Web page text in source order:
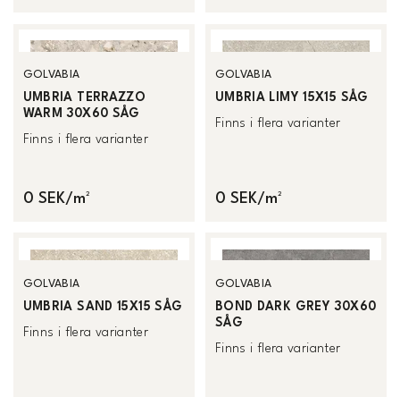
GOLVABIA
UMBRIA TERRAZZO
WARM 30X60 SÅG
Finns i flera varianter
0 SEK/m²
GOLVABIA
UMBRIA LIMY 15X15 SÅG
Finns i flera varianter
0 SEK/m²
GOLVABIA
UMBRIA SAND 15X15 SÅG
Finns i flera varianter
GOLVABIA
BOND DARK GREY 30X60
SÅG
Finns i flera varianter